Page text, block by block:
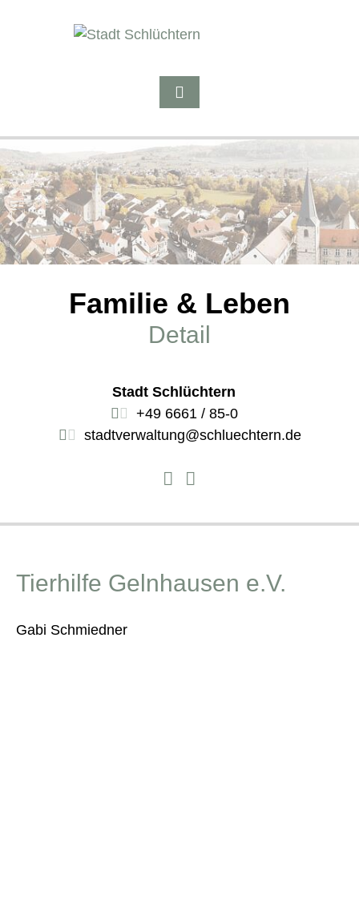
Familie & Leben
Detail
Stadt Schlüchtern
+49 6661 / 85-0
stadtverwaltung@schluechtern.de
Tierhilfe Gelnhausen e.V.
Gabi Schmiedner